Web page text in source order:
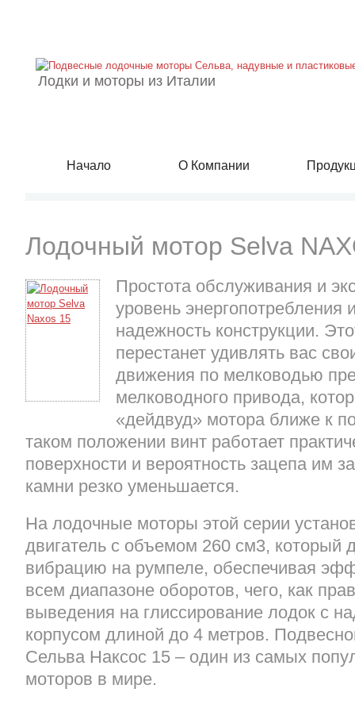
Лодки и моторы из Италии
Начало О Компании
Лодочный мотор Selva
Простота обслуживания и
уровень энергопотребления
надежность конструкции.
перестанет удивлять вас
движения по мелководью
мелководного привода,
«дейдвуд» мотора ближе к
таком положении винт работает
поверхности и вероятность зацепа им
камни резко уменьшается.
На лодочные моторы этой серии
двигатель с объемом 260 см3, который
вибрацию на румпеле, обеспечивая
всем диапазоне оборотов, чего, как
выведения на глиссирование лодок с
корпусом длиной до 4 метров.
Сельва Наксос 15 – один из самых
моторов в мире.